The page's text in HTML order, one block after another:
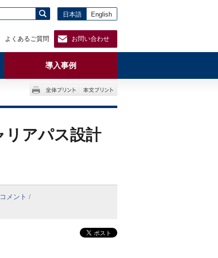
よくあるご質問 お問い合わせ
日本語 English
導入事例
リアパス設計
メント /